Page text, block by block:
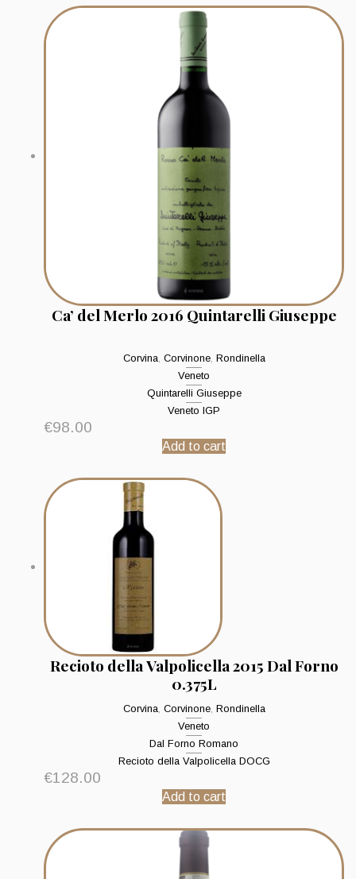
Ca’ del Merlo 2016 Quintarelli Giuseppe
Corvina, Corvinone, Rondinella
Veneto
Quintarelli Giuseppe
Veneto IGP
€98.00
Add to cart
Recioto della Valpolicella 2015 Dal Forno
0.375L
Corvina, Corvinone, Rondinella
Veneto
Dal Forno Romano
Recioto della Valpolicella DOCG
€128.00
Add to cart